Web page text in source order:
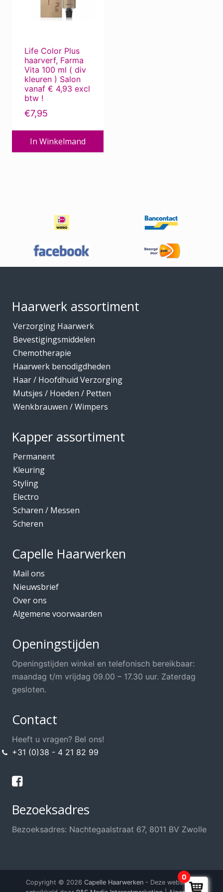
Beauty Pillow
Bevestigingsmiddelen
Borstels
Chemotherapie
Corona produkten
Dierverzorging
ECO-kapper, met oog voor milieu
Haar / Hoofdhuidproblemen
Haaraccessoires
Haarband / accessoires
Haarstukken
Hoofdhuidverzorging
Hygiene
Kammen
Kapmantels / Verfschorten
Keratine Producten
Mediceuticals bij Chemo
Mediceuticals bij Haarherstel/verzorging
Mediceuticals bij Haaruitval
Meubels Voor Kapsalon
Mobiele Kapper
Mutsjes *Opruiming*
Mutsjes / Hoeden / Petten
Nieuw in ons assortiment
Ontharen
Opsteek Materialen
Permanent
Scheren
Shampoo's / Conditioner
Sint / Kerstman / Funwig
Thuis knippen?
Life Color Plus
haarverf, Farma
Vita 100 ml ( div
kleuren ) Salon
vanaf € 4,93 excl
btw !
€7,95
In Winkelmand
worden
productpagina
Haarwerk assortiment
Verzorging Haarwerk
Bevestigingsmiddelen
Chemotherapie
Haarwerk benodigdheden
Haar / Hoofdhuid Verzorging
Mutsjes / Hoeden / Petten
Wenkbrauwen / Wimpers
Kapper assortiment
Permanent
Kleuring
Styling
Electro
Scharen / Messen
Scheren
Capelle Haarwerken
Mail ons
Nieuwsbrief
Over ons
Algemene voorwaarden
Openingstijden
Openingstijden winkel en telefonisch bereikbaar:
maandag t/m vrijdag 09.00 – 17.30 uur. Zaterdag
gesloten.
Contact
Heeft u vragen? Bel ons!
+31 (0)38 - 4 21 82 99
Bezoeksadres
Bezoeksadres: Nachtegaalstraat 67, 8011 BV Zwolle
Copyright © 2026 Capelle Haarwerken- Deze website is
0